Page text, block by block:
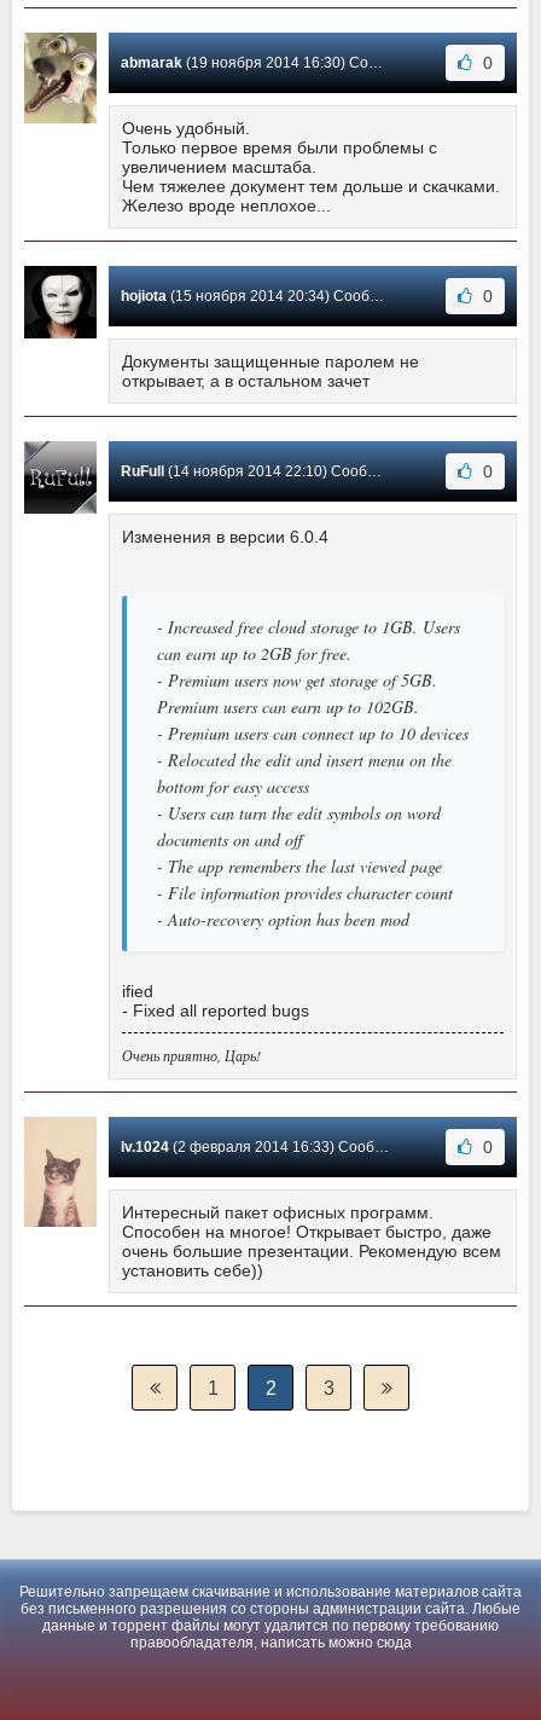
abmarak(19 ноября 2014 16:30) Сообщение #6 0
Очень удобный.
Только первое время были проблемы с
увеличением масштаба.
Чем тяжелее документ тем дольше и скачками.
Железо вроде неплохое...
hojiota(15 ноября 2014 20:34) Сообщение #5 0
Документы защищенные паролем не
открывает, а в остальном зачет
RuFull(14 ноября 2014 22:10) Сообщение #4 0
Изменения в версии 6.0.4
- Increased free cloud storage to 1GB. Users
can earn up to 2GB for free.
- Premium users now get storage of 5GB.
Premium users can earn up to 102GB.
- Premium users can connect up to 10 devices
- Relocated the edit and insert menu on the
bottom for easy access
- Users can turn the edit symbols on word
documents on and off
- The app remembers the last viewed page
- File information provides character count
- Auto-recovery option has been mod
ified
- Fixed all reported bugs
Очень приятно, Царь!
lv.1024(2 февраля 2014 16:33) Сообщение #3 0
Интересный пакет офисных программ.
Способен на многое! Открывает быстро, даже
очень большие презентации. Рекомендую всем
установить себе))
1 2 3
Решительно запрещаем скачивание и использование материалов сайта
без письменного разрешения со стороны администрации сайта. Любые
данные и торрент файлы могут удалится по первому требованию
правообладателя, написать можно сюда